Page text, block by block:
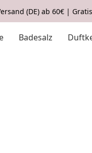
(DE) ab 60€ |
Badesalz